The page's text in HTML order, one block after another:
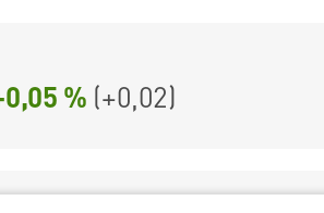
% (+0,02)